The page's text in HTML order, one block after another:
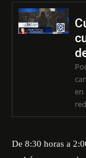
en
De 8:30 horas a